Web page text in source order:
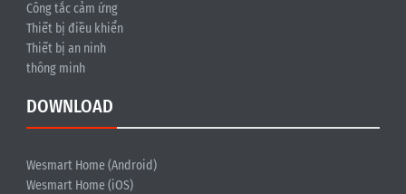
Công tắc cảm ứng
Thiết bị điều khiển
Thiết bị an ninh
thông minh
DOWNLOAD
Wesmart Home (Android)
Wesmart Home (iOS)